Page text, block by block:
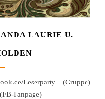
LAURIE U.
(FB-Fanpage)